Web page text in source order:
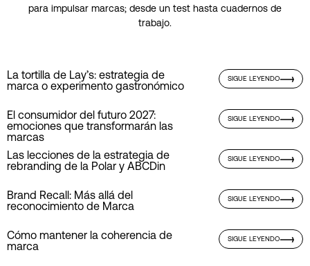
para impulsar marcas; desde un test hasta cuadernos de
trabajo.
La tortilla de Lay’s: estrategia de
marca o experimento gastronómico
SIGUE LEYENDO
El consumidor del futuro 2027:
emociones que transformarán las
marcas
SIGUE LEYENDO
NOTA
Las lecciones de la estrategia de
rebranding de la Polar y ABCDin
SIGUE LEYENDO
Brand Recall: Más allá del
reconocimiento de Marca
SIGUE LEYENDO
Cómo mantener la coherencia de
marca
SIGUE LEYENDO